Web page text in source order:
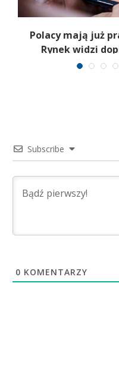
Polacy mają już
Rynek widzi
Subscribe
0 KOMENTARZY